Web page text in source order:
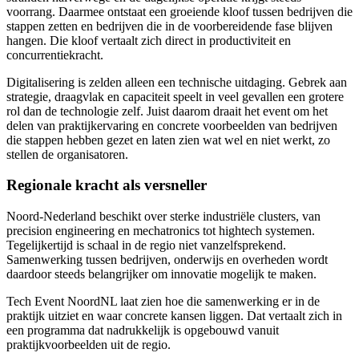
voorrang. Daarmee ontstaat een groeiende kloof tussen bedrijven die
stappen zetten en bedrijven die in de voorbereidende fase blijven
hangen. Die kloof vertaalt zich direct in productiviteit en
concurrentiekracht.
Digitalisering is zelden alleen een technische uitdaging. Gebrek aan
strategie, draagvlak en capaciteit speelt in veel gevallen een grotere
rol dan de technologie zelf. Juist daarom draait het event om het
delen van praktijkervaring en concrete voorbeelden van bedrijven
die stappen hebben gezet en laten zien wat wel en niet werkt, zo
stellen de organisatoren.
Regionale kracht als versneller
Noord-Nederland beschikt over sterke industriële clusters, van
precision engineering en mechatronics tot hightech systemen.
Tegelijkertijd is schaal in de regio niet vanzelfsprekend.
Samenwerking tussen bedrijven, onderwijs en overheden wordt
daardoor steeds belangrijker om innovatie mogelijk te maken.
Tech Event NoordNL laat zien hoe die samenwerking er in de
praktijk uitziet en waar concrete kansen liggen. Dat vertaalt zich in
een programma dat nadrukkelijk is opgebouwd vanuit
praktijkvoorbeelden uit de regio.